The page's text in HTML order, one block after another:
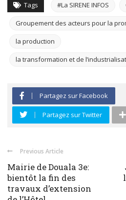
Tags #La SIRENE INFOS
Groupement des acteurs pour la
la production
la transformation et de
Partagez sur Facebook
Partagez sur Twitter
Previous Article
Mairie de Douala 3e:
bientôt la fin des
travaux d’extension